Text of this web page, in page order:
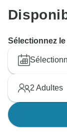
Sélectionnez
2 Adultes